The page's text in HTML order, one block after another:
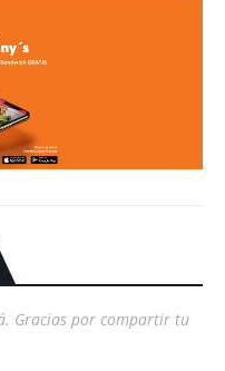
Gracias por compartir tu